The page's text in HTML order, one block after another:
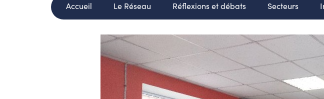
Accueil Le Réseau Réflexions et débats Secteurs